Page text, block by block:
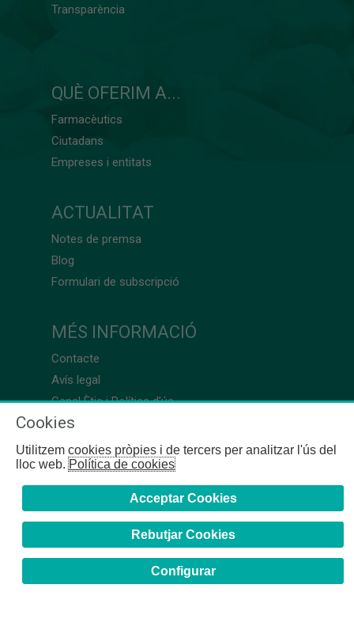
Transparència
QUÈ OFERIM A...
Farmacèutics
Ciutadans
Empreses i entitats
ACTUALITAT
Notes de premsa
Blog
Formulari de subscripció
MÉS INFORMACIÓ
Contacte
Avís legal
Canal Ètic i Política d’ús
Cookies
Utilitzem cookies pròpies i de tercers per analitzar l'ús del
lloc web.Política de cookies
Acceptar Cookies
Rebutjar Cookies
Configurar